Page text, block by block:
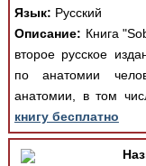
Язык: Русский
Описание: Книга
второе русское
по анатомии
анатомии, в том
книгу бесплатно